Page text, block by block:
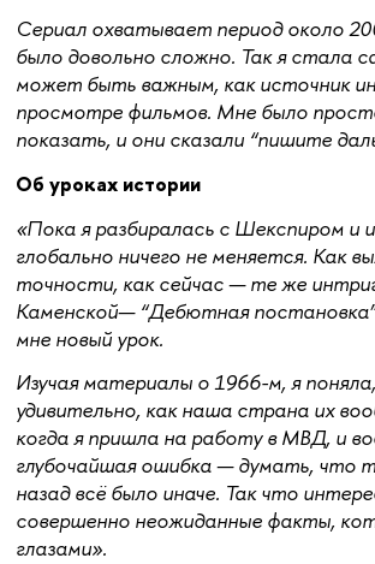
Сериал охватывает период около
было довольно сложно. Так я стала
может быть важным, как источник
просмотре фильмов. Мне было
показать, и они сказали “пишите
Об уроках истории
«Пока я разбиралась с Шекспиром и
глобально ничего не меняется. Как
точности, как сейчас — те же
Каменской— “Дебютная
мне новый урок.
Изучая материалы о 1966-м, я
удивительно, как наша страна их
когда я пришла на работу в МВД, и
глубочайшая ошибка — думать, что
назад всё было иначе. Так что
совершенно неожиданные факты,
глазами».